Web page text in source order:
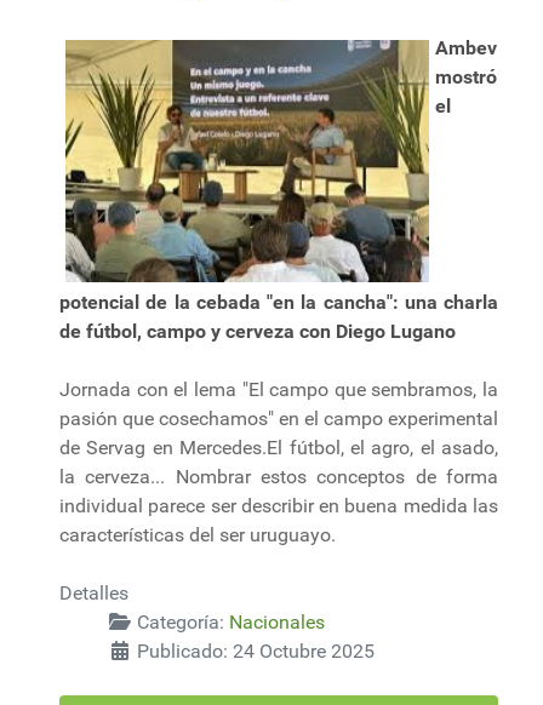
Ambev
mostró
el
potencial de la cebada "en la cancha": una charla
de fútbol, campo y cerveza con Diego Lugano
Jornada con el lema "El campo que sembramos, la
pasión que cosechamos" en el campo experimental
de Servag en Mercedes.El fútbol, el agro, el asado,
la cerveza... Nombrar estos conceptos de forma
individual parece ser describir en buena medida las
características del ser uruguayo.
Detalles
Categoría: Nacionales
Publicado: 24 Octubre 2025